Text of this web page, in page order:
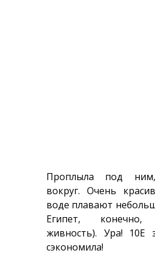
Проплыла под
вокруг. Очень
воде плавают
Египет,
живность). Ура! 10Е
сэкономила!